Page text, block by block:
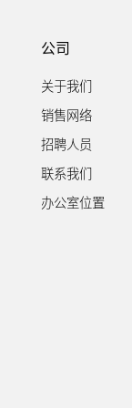
公司
关于我们
销售网络
招聘人员
联系我们
办公室位置